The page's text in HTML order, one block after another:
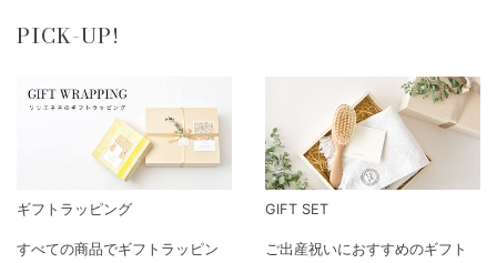
PICK-UP!
ギフトラッピング
すべての商品でギフトラッピン
GIFT SET
ご出産祝いにおすすめのギフト